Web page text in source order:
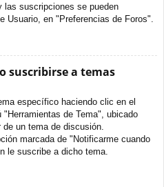
las suscripciones se pueden
Usuario, en "Preferencias de Foros".
suscribirse a temas
específico haciendo clic en el
de Tema", ubicado
un tema de discusión.
marcada de "Notificarme cuando
le suscribe a dicho tema.